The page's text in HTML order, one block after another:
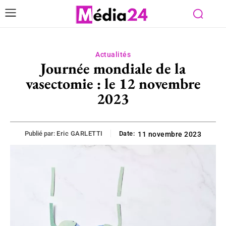
Actualités
Journée mondiale de la
vasectomie : le 12 novembre
2023
Publié par: Eric GARLETTI Date: 11 novembre 2023